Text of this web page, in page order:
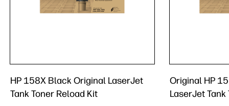
HP 158X Black Original LaserJet
Tank Toner Reload Kit
Original HP
LaserJet